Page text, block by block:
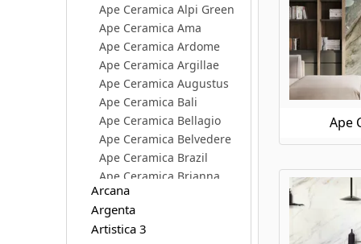
Ape
Ape Ceramica Alpi Green
Ape Ceramica Ama
Ape Ceramica Ardome
Ape Ceramica Argillae
Ape Ceramica Augustus
Ape Ceramica Bali
Ape Ceramica Bellagio
Ape Ceramica Belvedere
Ape Ceramica Brazil
Ape Ceramica Brianna
Ape Ceramica Caprice
Arcana
Argenta
Artistica 3